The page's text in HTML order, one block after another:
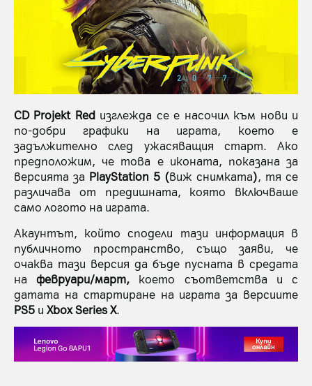
CD Projekt Redизглежда се е насочил към нови и
по-добри графики на играта, което е
задължително след ужасяващия старт. Ако
предположим, че това е иконата, показана за
версията за PlayStation 5 (виж снимката), тя се
различава от предишната, която включваше
само логото на играта.
Акаунтът, който сподели тази информация в
публичното пространство, също заяви, че
очаква тази версия да бъде пусната в средата
нафевруари/март, което съответства и с
датата на стартиране на играта за версиите
PS5 и Xbox SeriesX.